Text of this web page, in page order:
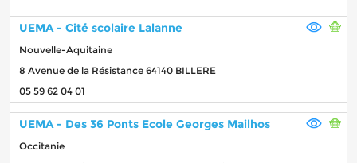
UEMA - Cité scolaire Lalanne
Nouvelle-Aquitaine
8 Avenue de la Résistance 64140 BILLERE
05 59 62 04 01
UEMA - Des 36 Ponts Ecole Georges Mailhos
Occitanie